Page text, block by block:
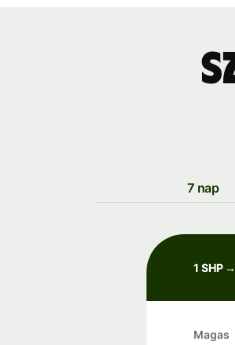
7 nap
1 SHP
Magas